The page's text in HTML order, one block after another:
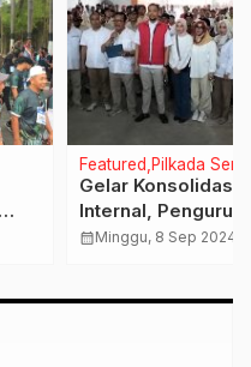
Pilkada Serentak
Gelar Konsolidasi
Internal, Pengurus
Partai Gerindra Klaten
Benny di Pilkada
Minggu, 8 Sep 2024